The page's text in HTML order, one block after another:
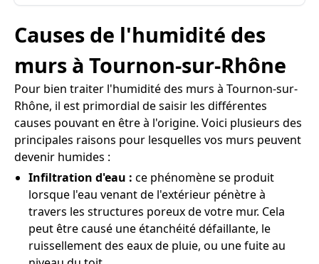
Causes de l'humidité des
murs à Tournon-sur-Rhône
Pour bien traiter l'humidité des murs à Tournon-sur-
Rhône, il est primordial de saisir les différentes
causes pouvant en être à l'origine. Voici plusieurs des
principales raisons pour lesquelles vos murs peuvent
devenir humides :
Infiltration d'eau : ce phénomène se produit
lorsque l'eau venant de l'extérieur pénètre à
travers les structures poreux de votre mur. Cela
peut être causé une étanchéité défaillante, le
ruissellement des eaux de pluie, ou une fuite au